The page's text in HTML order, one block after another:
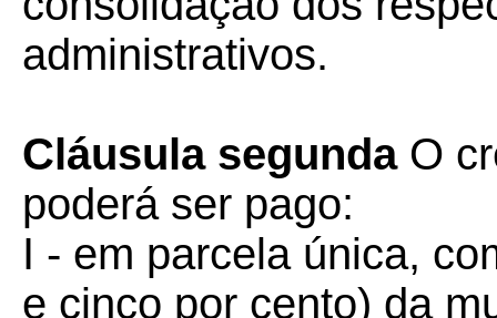
administrativos.
Cláusula segundaO
poderá ser pago:
I - em parcela única,
e cinco por cento) da